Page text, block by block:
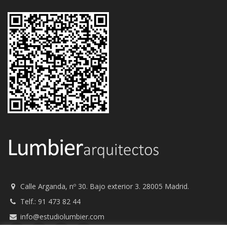
Calle Arganda, nº 30. Bajo exterior 3. 28005 Madrid.
Telf.: 91 473 82 44
info@estudiolumbier.com